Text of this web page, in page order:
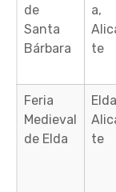
de
Santa
Bárbara
a,
te
Feria
Medieval
de Elda
te